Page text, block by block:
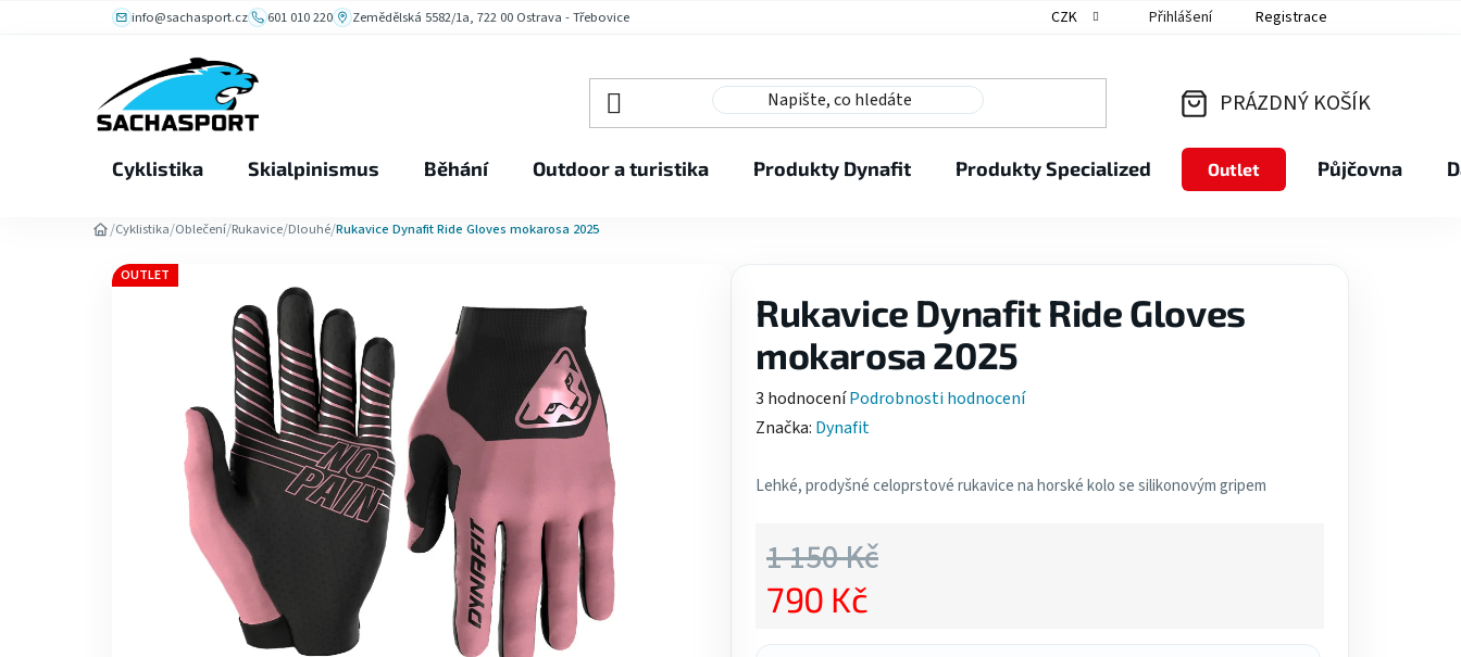
info@sachasport.cz 601 010 220 Zemědělská 5582/1a, 722 00 Ostrava - Třebovice CZK Přihlášení Registrace
KOŠÍK
PRÁZDNÝ KOŠÍK
Cyklistika Skialpinismus Běhání Outdoor a turistika Produkty Dynafit Produkty Specialized Outlet Půjčovna
/Cyklistika/Oblečení/Rukavice/Dlouhé/Rukavice Dynafit Ride Gloves mokarosa 2025
Rukavice Dynafit Ride Gloves
mokarosa 2025
Průměrné
hodnocení
je
hvězdiček.
3 hodnoceníPodrobnosti hodnocení
Značka: Dynafit
Lehké, prodyšné celoprstové rukavice na horské kolo se silikonovým gripem
1 150 Kč
790 Kč
OUTLET